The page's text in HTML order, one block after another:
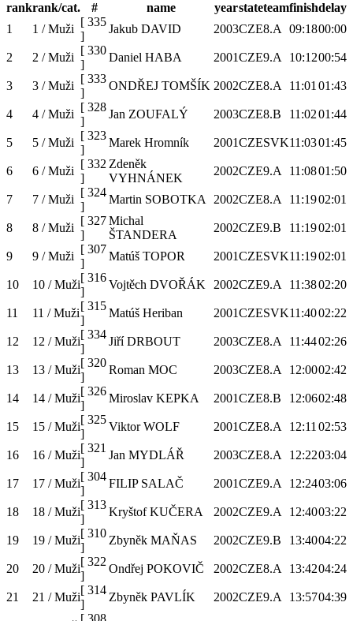
rankrank/cat. # name yearstateteamfinishdelay
1
1 / Muži
[ 335
]
Jakub DAVID 2003CZE8.A 09:1800:00
2 2 / Muži
[ 330
]
Daniel HABA 2001CZE9.A 10:1200:54
3 3 / Muži
[ 333
]
ONDŘEJ TOMŠÍK 2002CZE8.A 11:01 01:43
4 4 / Muži
[ 328
]
Jan ZOUFALÝ 2003CZE8.B 11:0201:44
5 5 / Muži
[ 323
]
Marek Hromník 2001CZESVK11:0301:45
6 6 / Muži
[ 332
]
Zdeněk
VYHNÁNEK
2002CZE9.A 11:0801:50
7 7 / Muži
[ 324
]
Martin SOBOTKA 2002CZE8.A 11:1902:01
8 8 / Muži
[ 327
]
Michal
ŠTANDERA
2002CZE9.B 11:1902:01
9 9 / Muži
[ 307
]
Matúš TOPOR 2001CZESVK11:1902:01
10 10 / Muži
[ 316
]
Vojtěch DVOŘÁK 2002CZE9.A 11:3802:20
11 11 / Muži
[ 315
]
Matúš Heriban 2001CZESVK11:4002:22
12 12 / Muži
[ 334
]
Jiří DRBOUT 2003CZE8.A 11:4402:26
13 13 / Muži
[ 320
]
Roman MOC 2003CZE8.A 12:0002:42
14 14 / Muži
[ 326
]
Miroslav KEPKA 2001CZE8.B 12:0602:48
15 15 / Muži
[ 325
]
Viktor WOLF 2001CZE8.A 12:11 02:53
16 16 / Muži
[ 321
]
Jan MYDLÁŘ 2003CZE8.A 12:2203:04
17 17 / Muži
[ 304
]
FILIP SALAČ 2001CZE9.A 12:2403:06
18 18 / Muži
[ 313
]
Kryštof KUČERA 2002CZE9.A 12:4003:22
19 19 / Muži
[ 310
]
Zbyněk MAŇAS 2002CZE9.B 13:4004:22
20 20 / Muži
[ 322
]
Ondřej POKOVIČ 2002CZE8.A 13:4204:24
21 21 / Muži
[ 314
]
Zbyněk PAVLÍK 2002CZE9.A 13:5704:39
[ 308